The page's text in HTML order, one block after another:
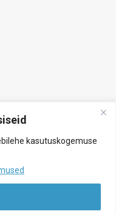
kasutuskogemuse